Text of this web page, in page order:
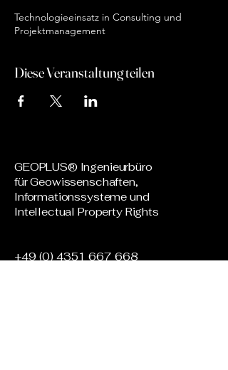
Technologieeinsatz in Consulting und
Projektmanagement
Diese Veranstaltung teilen
GEOPLUS® Ingenieurbüro
für Geowissenschaften,
Informationssysteme und
Intellectual Property Rights
+49 (0) 4351 667 668